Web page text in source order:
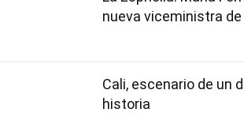
nueva viceministra
Cali, escenario de un
historia